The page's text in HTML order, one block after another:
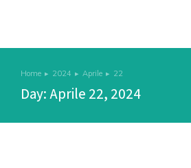
Tu sei qui:
Home 2024 Aprile 22
Day: Aprile 22, 2024